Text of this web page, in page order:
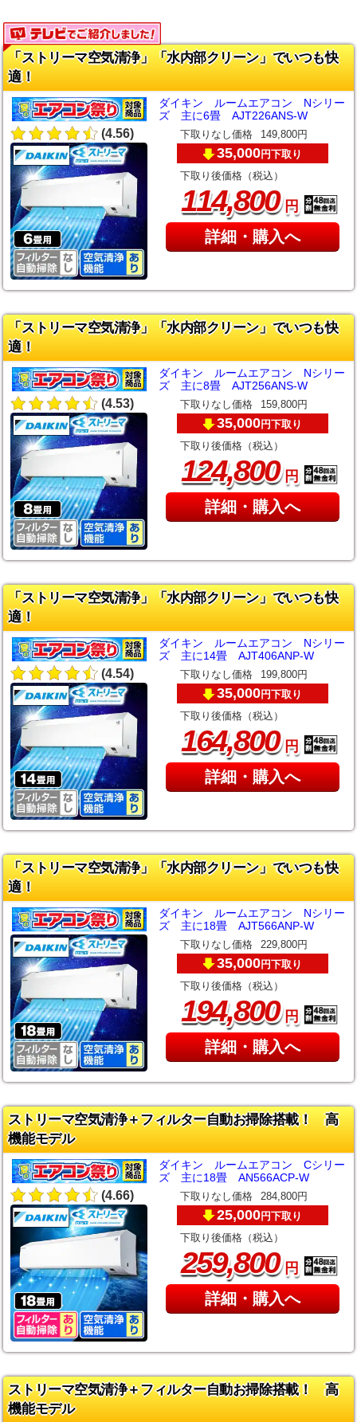
「ストリーマ空気清浄」「水内部クリーン」でいつも快
適！
(4.56)
ダイキン ルームエアコン Nシリー
ズ 主に6畳 AJT226ANS-W
下取りなし価格 149,800円
35,000円下取り
下取り後価格（税込）
114,800円
詳細・購入へ
「ストリーマ空気清浄」「水内部クリーン」でいつも快
適！
(4.53)
ダイキン ルームエアコン Nシリー
ズ 主に8畳 AJT256ANS-W
下取りなし価格 159,800円
35,000円下取り
下取り後価格（税込）
124,800円
詳細・購入へ
「ストリーマ空気清浄」「水内部クリーン」でいつも快
適！
(4.54)
ダイキン ルームエアコン Nシリー
ズ 主に14畳 AJT406ANP-W
下取りなし価格 199,800円
35,000円下取り
下取り後価格（税込）
164,800円
詳細・購入へ
「ストリーマ空気清浄」「水内部クリーン」でいつも快
適！
ダイキン ルームエアコン Nシリー
ズ 主に18畳 AJT566ANP-W
下取りなし価格 229,800円
35,000円下取り
下取り後価格（税込）
194,800円
詳細・購入へ
ストリーマ空気清浄＋フィルター自動お掃除搭載！ 高
機能モデル
(4.66)
ダイキン ルームエアコン Cシリー
ズ 主に18畳 AN566ACP-W
下取りなし価格 284,800円
25,000円下取り
下取り後価格（税込）
259,800円
詳細・購入へ
ストリーマ空気清浄＋フィルター自動お掃除搭載！ 高
機能モデル